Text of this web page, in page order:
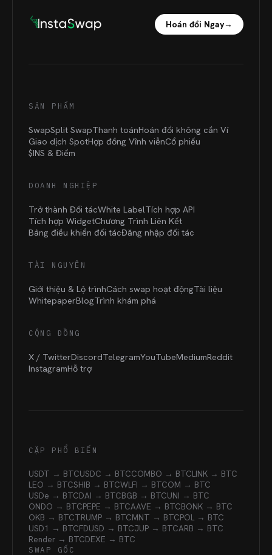
Hoán đổi Ngay→
SẢN PHẨM
SwapSplit SwapThanh toánHoán đổi không cần Ví
Giao dịch SpotHợp đồng Vĩnh viễnCổ phiếu
$INS & Điểm
DOANH NGHIỆP
Trở thành Đối tácWhite LabelTích hợp API
Tích hợp WidgetChương Trình Liên Kết
Bảng điều khiển đối tácĐăng nhập đối tác
TÀI NGUYÊN
Giới thiệu & Lộ trìnhCách swap hoạt độngTài liệu
WhitepaperBlogTrình khám phá
CỘNG ĐỒNG
X / TwitterDiscordTelegramYouTubeMediumReddit
InstagramHỗ trợ
CẶP PHỔ BIẾN
USDT → BTCUSDC → BTCCOMBO → BTCLINK → BTC
LEO → BTCSHIB → BTCWLFI → BTCOM → BTC
USDe → BTCDAI → BTCBGB → BTCUNI → BTC
ONDO → BTCPEPE → BTCAAVE → BTCBONK → BTC
OKB → BTCTRUMP → BTCMNT → BTCPOL → BTC
USD1 → BTCFDUSD → BTCJUP → BTCARB → BTC
Render → BTCDEXE → BTC
SWAP GỐC